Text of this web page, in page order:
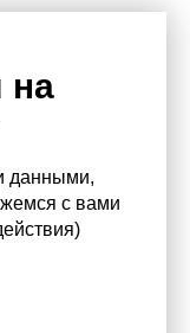
на
данными,
с вами